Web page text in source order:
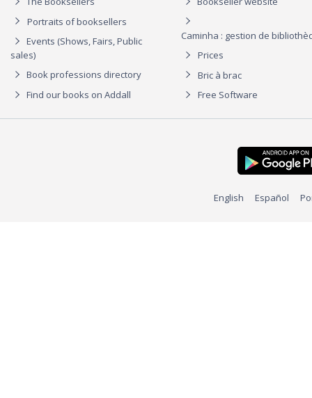
Portraits of booksellers
Events (Shows, Fairs, Public
sales)
Book professions directory
Find our books on Addall
Caminha : gestion de
Prices
Bric à brac
Free Software
English Español